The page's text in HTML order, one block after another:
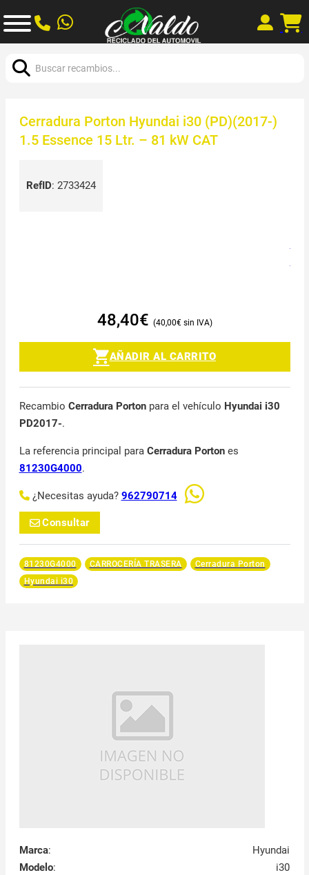
Cerradura Porton Hyundai i30 (PD)(2017-)
1.5 Essence 15 Ltr. – 81 kW CAT
RefID: 2733424
48,40€ 40,00€
AÑADIR AL CARRITO
Recambio Cerradura Portonpara el vehículo Hyundai i30
PD2017-.
La referencia principal para Cerradura Portones
81230G4000.
¿Necesitas ayuda? 962790714
Consultar
81230G4000 CARROCERÍA TRASERA
Cerradura Porton
Hyundai i30
Marca:
Hyundai
Modelo:
i30